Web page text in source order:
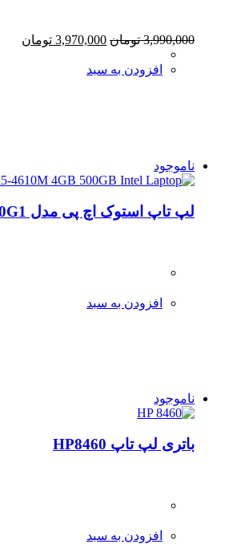
3,990,000 تومان 3,970,000 تومان
افزودن به سبد
ناموجود
لپ تاپ استوک اچ پی مدل 640G1
افزودن به سبد
ناموجود
باتری لپ تاپ HP8460
افزودن به سبد